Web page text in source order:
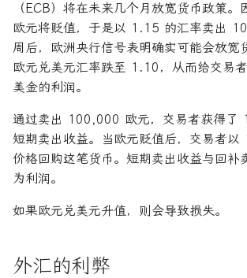
（ECB）将在未来几个月放宽货币政策。
欧元将贬值，于是以 1.15 的汇率卖出
周后，欧洲央行信号表明确实可能会放宽
欧元兑美元汇率跌至 1.10，从而给交易
美金的利润。
通过卖出 100,000 欧元，交易者获得了
短期卖出收益。当欧元贬值后，交易者
价格回购这笔货币。短期卖出收益与回补
为利润。
如果欧元兑美元升值，则会导致损失。
外汇的利弊